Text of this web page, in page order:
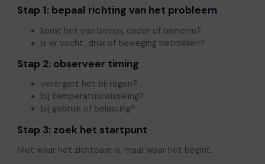
Stap 1: bepaal richting van het probleem
komt het van boven, onder of binnenin?
is er vocht, druk of beweging betrokken?
Stap 2: observeer timing
verergert het bij regen?
bij temperatuurwisseling?
bij gebruik of belasting?
Stap 3: zoek het startpunt
Niet waar het zichtbaar is, maar waar het begint.